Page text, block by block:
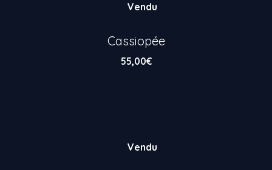
Vendu
Cassiopée
55,00€
Vendu